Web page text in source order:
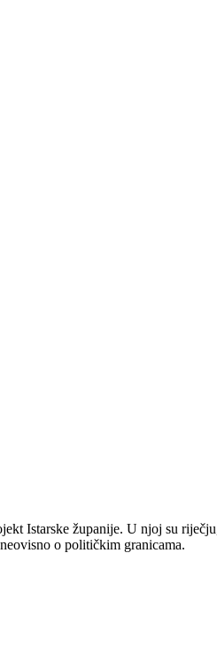
Istarske županije. U njoj su
o političkim granicama.